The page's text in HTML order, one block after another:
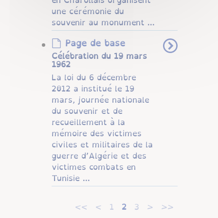
une cérémonie du
souvenir au monument ...
Page de base
Célébration du 19 mars
1962
La loi du 6 décembre
2012 a institué le 19
mars, journée nationale
du souvenir et de
recueillement à la
mémoire des victimes
civiles et militaires de la
guerre d’Algérie et des
victimes combats en
Tunisie ...
<< < 1 2 3 > >>